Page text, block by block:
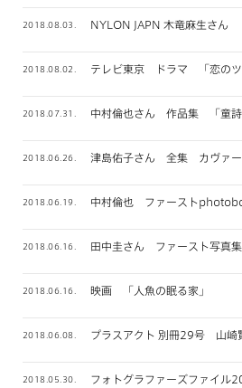
2018.08.03. NYLON JAPN 木竜麻生さん
2018.08.02. テレビ東京 ドラマ 「恋の
2018.07.31. 中村倫也さん 作品集 「童詩
2018.06.26. 津島佑子さん 全集 カヴァ
2018.06.19. 中村倫也 ファースト
2018.06.16. 田中圭さん ファースト写真
2018.06.16. 映画 「人魚の眠る家」
2018.06.08. プラスアクト 別冊29号 山崎
2018.05.30. フォトグラファーズファイル